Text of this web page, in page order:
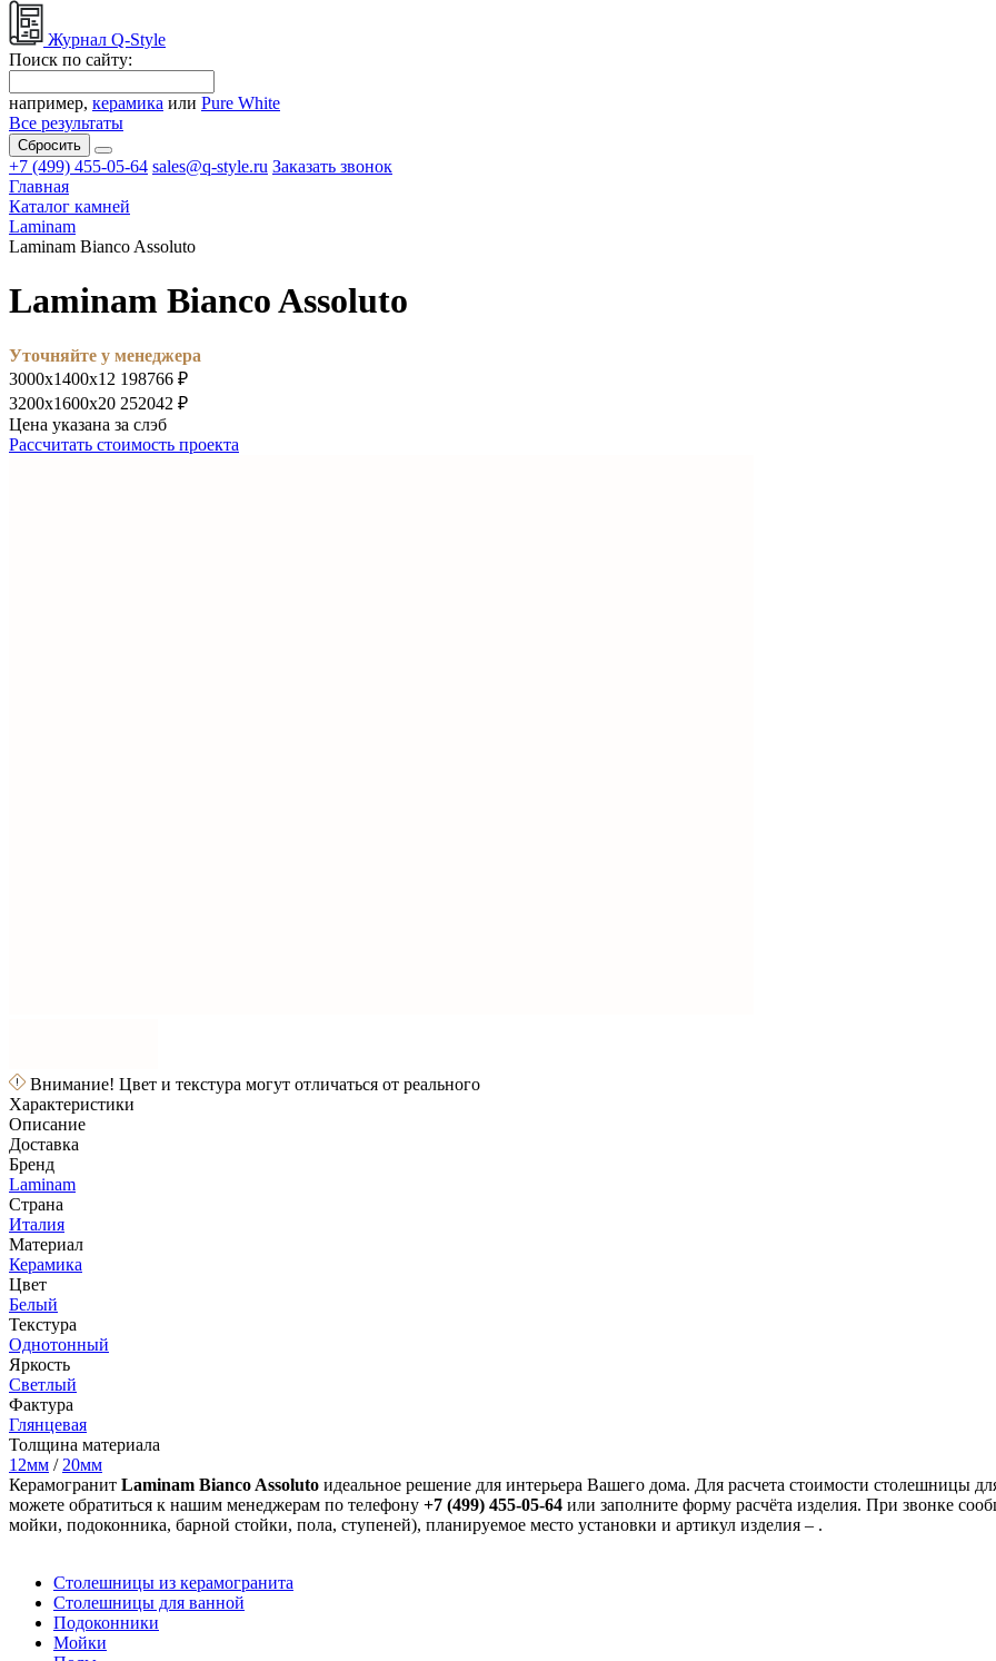
Журнал Q-Style
Поиск по сайту:
например, керамика или Pure White
Все результаты
Сбросить
+7 (499) 455-05-64 sales@q-style.ru Заказать звонок
Главная
Каталог камней
Laminam
Laminam Bianco Assoluto
Laminam Bianco Assoluto
Уточняйте у менеджера
3000х1400х12 198766 ₽
3200х1600х20 252042 ₽
Цена указана за слэб
Рассчитать стоимость проекта
Внимание! Цвет и текстура могут отличаться от реального
Характеристики
Описание
Доставка
Бренд
Laminam
Страна
Италия
Материал
Керамика
Цвет
Белый
Текстура
Однотонный
Яркость
Светлый
Фактура
Глянцевая
Толщина материала
12мм / 20мм
Керамогранит Laminam Bianco Assoluto идеальное решение для интерьера Вашего дома. Для расчета стоимости столешницы
можете обратиться к нашим менеджерам по телефону +7 (499) 455-05-64 или заполните форму расчёта изделия. При звонке
мойки, подоконника, барной стойки, пола, ступеней), планируемое место установки и артикул изделия – .
Столешницы из керамогранита
Столешницы для ванной
Подоконники
Мойки